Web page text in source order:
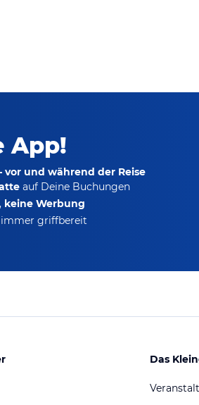
App!
vor und während der Reise
auf Deine Buchungen
keine Werbung
griffbereit
Das